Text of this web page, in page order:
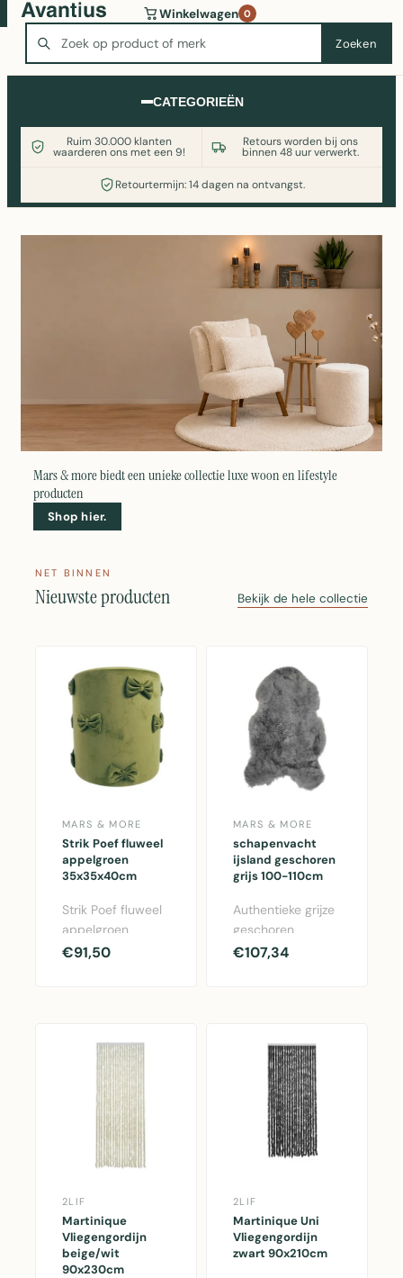
Zoeken
Winkelwagen 0
CATEGORIEËN
Ruim 30.000 klanten
waarderen ons met een 9!
Retours worden bij ons
binnen 48 uur verwerkt.
Retourtermijn: 14 dagen na ontvangst.
Wasmachine of koelkast nodig? Vergelijk alle prijzen op
Witgoedaanbod.nl
Mars & more biedt een unieke collectie luxe woon en lifestyle
producten
Shop hier.
NET BINNEN
Nieuwste producten Bekijk de hele collectie
MARS & MORE
Strik Poef fluweel
appelgroen
35x35x40cm
Strik Poef fluweel
appelgroen
35x35x40cm -
€91,50
MARS & MORE
schapenvacht
ijsland geschoren
grijs 100-110cm
Authentieke grijze
geschoren
IJslandse
€107,34
2LIF
Martinique
Vliegengordijn
beige/wit
90x230cm
2LIF
Martinique Uni
Vliegengordijn
zwart 90x210cm